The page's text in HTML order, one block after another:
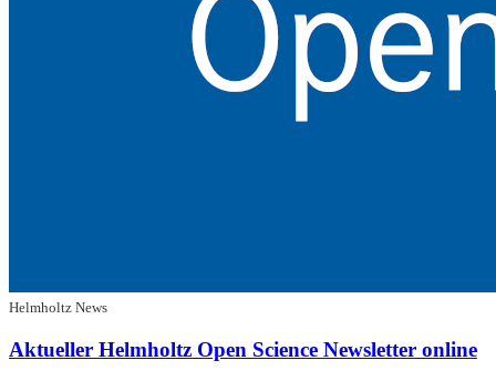
Helmholtz News
Aktueller Helmholtz Open Science Newsletter online